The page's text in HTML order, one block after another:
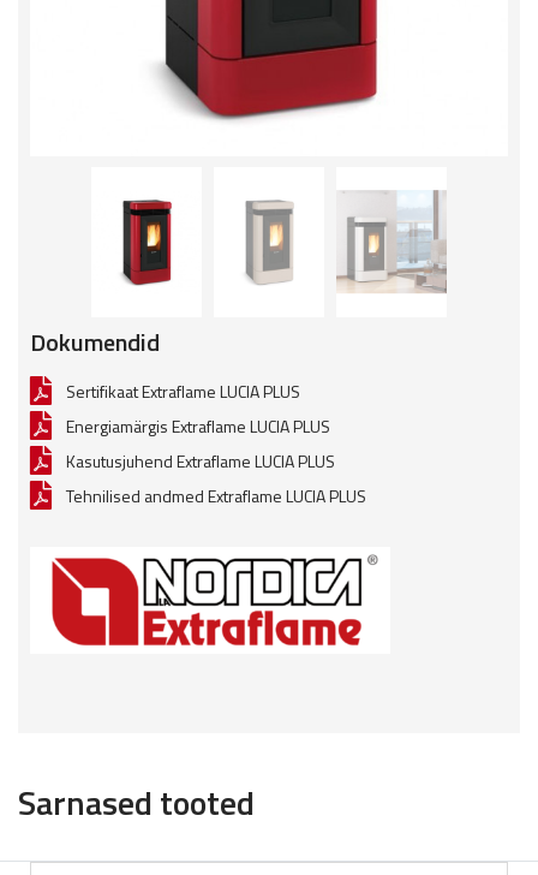
Dokumendid
Sertifikaat Extraflame LUCIA PLUS
Energiamärgis Extraflame LUCIA PLUS
Kasutusjuhend Extraflame LUCIA PLUS
Tehnilised andmed Extraflame LUCIA PLUS
Sarnased tooted